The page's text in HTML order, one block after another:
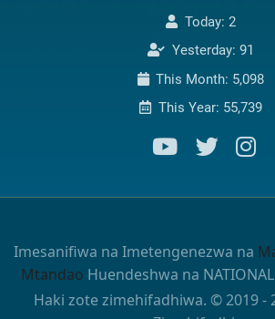
Today: 2
Yesterday: 91
This Month: 5,098
This Year: 55,739
Imesanifiwa na Imetengenezwa na
Mtandao Huendeshwa na NATIONAL
Haki zote zimehifadhiwa. © 2019 -